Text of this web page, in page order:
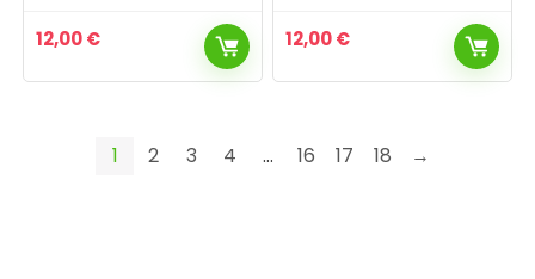
12,00€ 12,00€
1 2 3 4 … 16 17 18 →